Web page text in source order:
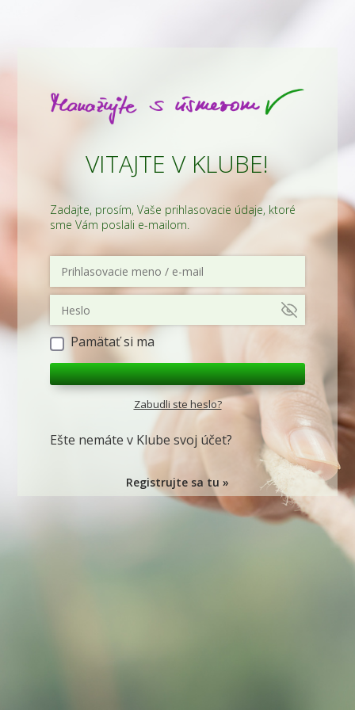
VITAJTE V KLUBE!
Zadajte, prosím, Vaše prihlasovacie údaje, ktoré
sme Vám poslali e-mailom.
Pamätať si ma
Zabudli ste heslo?
Ešte nemáte v Klube svoj účet?
Registrujte sa tu »